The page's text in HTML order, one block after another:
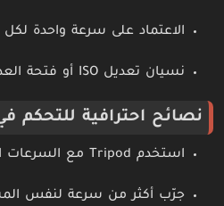
الاعتماد على سرعة واحدة لكل
نسيان تعديل ISO أو فتحة العدسة
نصائح احترافية للتحكم
استخدم Tripod مع السرعات البطيئة
جرّب أكثر من سرعة لنفس